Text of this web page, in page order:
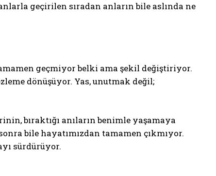
geçirilen sıradan anların bile aslında ne
geçmiyor belki ama şekil değiştiriyor.
dönüşüyor. Yas, unutmak değil;
bıraktığı anıların benimle yaşamaya
bile hayatımızdan tamamen çıkmıyor.
sürdürüyor.